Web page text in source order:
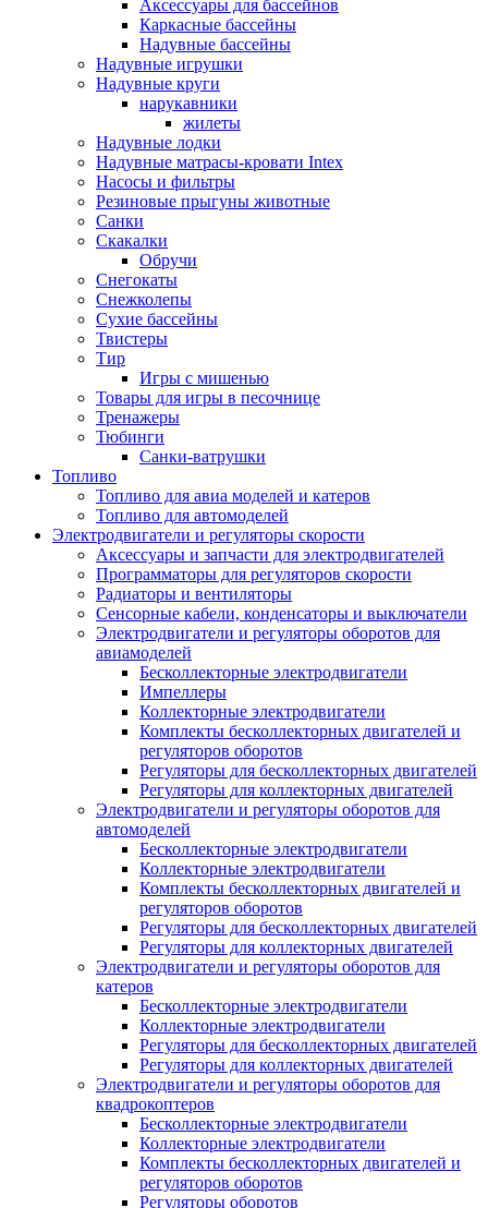
Аксессуары для бассейнов
Каркасные бассейны
Надувные бассейны
Надувные игрушки
Надувные круги
нарукавники
жилеты
Надувные лодки
Надувные матрасы-кровати Intex
Насосы и фильтры
Резиновые прыгуны животные
Санки
Скакалки
Обручи
Снегокаты
Снежколепы
Сухие бассейны
Твистеры
Тир
Игры с мишенью
Товары для игры в песочнице
Тренажеры
Тюбинги
Санки-ватрушки
Топливо
Топливо для авиа моделей и катеров
Топливо для автомоделей
Электродвигатели и регуляторы скорости
Аксессуары и запчасти для электродвигателей
Программаторы для регуляторов скорости
Радиаторы и вентиляторы
Сенсорные кабели, конденсаторы и выключатели
Электродвигатели и регуляторы оборотов для
авиамоделей
Бесколлекторные электродвигатели
Импеллеры
Коллекторные электродвигатели
Комплекты бесколлекторных двигателей и
регуляторов оборотов
Регуляторы для бесколлекторных двигателей
Регуляторы для коллекторных двигателей
Электродвигатели и регуляторы оборотов для
автомоделей
Бесколлекторные электродвигатели
Коллекторные электродвигатели
Комплекты бесколлекторных двигателей и
регуляторов оборотов
Регуляторы для бесколлекторных двигателей
Регуляторы для коллекторных двигателей
Электродвигатели и регуляторы оборотов для
катеров
Бесколлекторные электродвигатели
Коллекторные электродвигатели
Регуляторы для бесколлекторных двигателей
Регуляторы для коллекторных двигателей
Электродвигатели и регуляторы оборотов для
квадрокоптеров
Бесколлекторные электродвигатели
Коллекторные электродвигатели
Комплекты бесколлекторных двигателей и
регуляторов оборотов
Регуляторы оборотов